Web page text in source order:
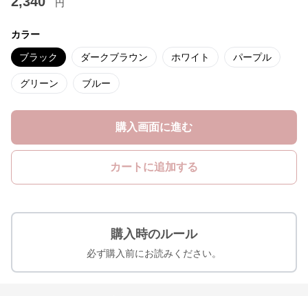
円
カラー
ブラック ダークブラウン ホワイト パープル
グリーン ブルー
購入画面に進む
カートに追加する
購入時のルール
必ず購入前にお読みください。